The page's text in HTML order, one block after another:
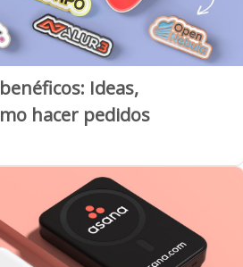
Ideas,
hacer pedidos